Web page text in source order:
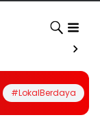
#LokalBerdaya